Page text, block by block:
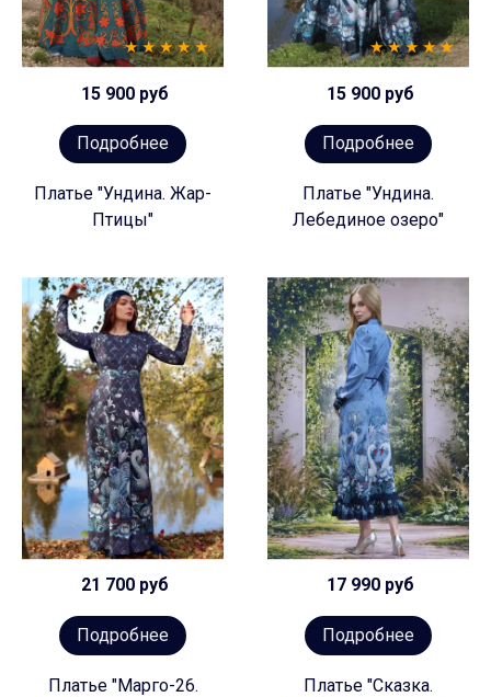
15 900 руб
Подробнее
Платье "Ундина. Жар-
Птицы"
15 900 руб
Подробнее
Платье "Ундина.
Лебединое озеро"
21 700 руб
Подробнее
Платье "Марго-26.
17 990 руб
Подробнее
Платье "Сказка.